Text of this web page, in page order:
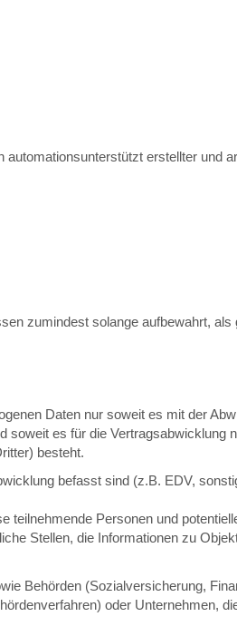
erstellter und
zumindest solange aufbewahrt,
Daten nur soweit es mit der
es für die Vertragsabwicklung
besteht.
befasst sind (z.B. EDV,
Personen und
Stellen, die Informationen zu
Behörden (Sozialversicherung,
oder Unternehmen,